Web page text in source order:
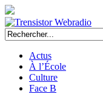
Actus
À l’École
Culture
Face B